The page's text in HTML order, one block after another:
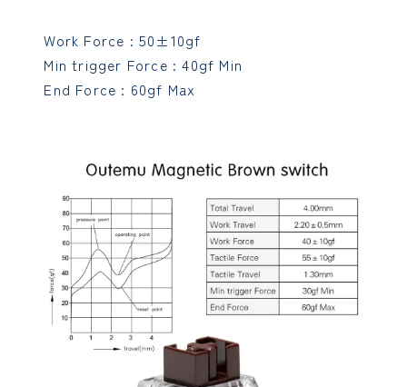
Work Force : 50±10gf
Min trigger Force : 40gf Min
End Force : 60gf Max